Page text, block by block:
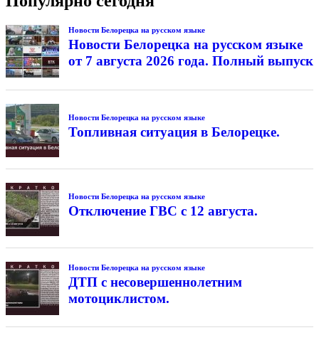
Новости Белорецка на русском языке
Новости Белорецка на русском языке
от 7 августа 2026 года. Полный выпуск
Новости Белорецка на русском языке
Топливная ситуация в Белорецке.
Новости Белорецка на русском языке
Отключение ГВС с 12 августа.
Новости Белорецка на русском языке
ДТП с несовершеннолетним
мотоциклистом.